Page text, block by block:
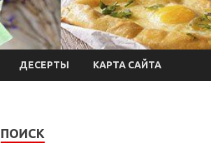
ДЕСЕРТЫ КАРТА САЙТА
ПОИСК